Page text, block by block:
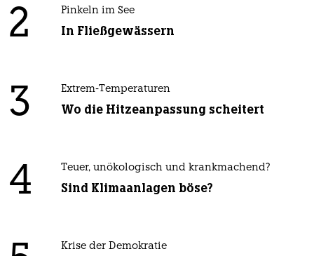
2 Pinkeln im See
In Fließgewässern
3 Extrem-Temperaturen
Wo die Hitzeanpassung scheitert
4 Teuer, unökologisch und krankmachend?
Sind Klimaanlagen böse?
Krise der Demokratie